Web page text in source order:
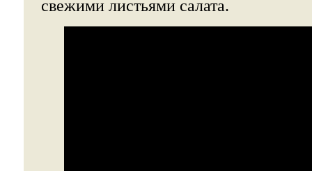
свежими листьями салата.